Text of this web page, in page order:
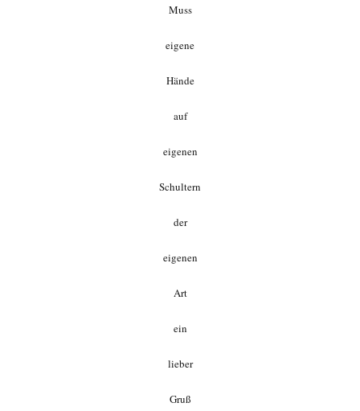
Muss
eigene
Hände
auf
eigenen
Schultern
der
eigenen
Art
ein
lieber
Gruß